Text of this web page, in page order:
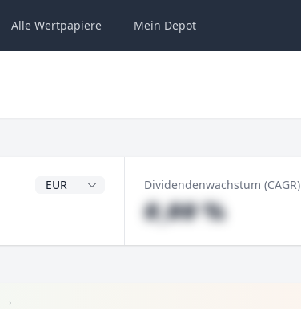
Alle Wertpapiere Mein Depot
DividendenwährungDividendenwachstum (CAGR)
#,## %
→